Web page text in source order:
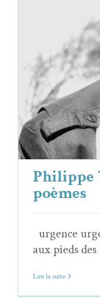
Philippe
poèmes
urgence
aux pieds
Lire la suite